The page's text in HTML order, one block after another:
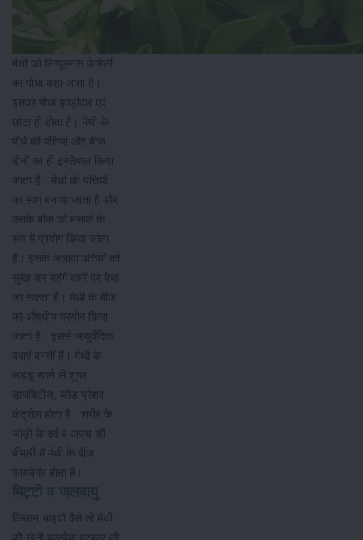
मेथी को लिग्यूमनस फेमिली
का पौधा कहा जाता है।
इसका पौधा झाड़ीदार एवं
छोटा ही होता है। मेथी के
पौधे की पंत्तियां और बीज
दोनों का ही इस्तेमाल किया
जाता है। मेथी की पत्तियों
का साग बनाया जाता है और
उसके बीज को मसाले के
रूप में प्रयोग किया जाता
है। इसके अलावा पत्तियों को
सुखा कर महंगे दामों पर बेचा
जा सकता है। मेथी के बीज
को औषधीय प्रयोग किया
जाता है। इससे आयुर्वेदिक
दवाएं बनतीं हैं। मेथी के
लड्डू खाने से शुगर
डायबिटीज, ब्लेड प्रेशर
कंट्रोल होता है। शरीर के
जोड़ों के दर्द व अपच की
बीमारी में मेथी के बीज
फायदेमंद होता है।
मिट्टी व जलवायु
किसान भाइयों वैसे तो मेथी